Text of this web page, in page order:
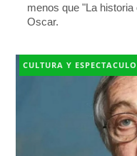
menos que "La
Oscar.
CULTURA Y